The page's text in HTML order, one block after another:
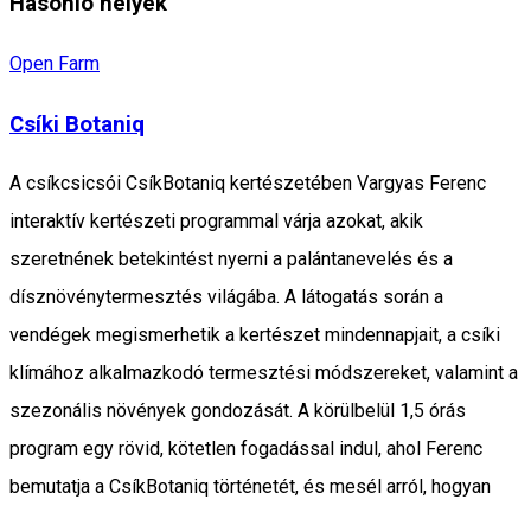
Open Farm
Csíki Botaniq
A csíkcsicsói CsíkBotaniq kertészetében Vargyas Ferenc
interaktív kertészeti programmal várja azokat, akik
szeretnének betekintést nyerni a palántanevelés és a
dísznövénytermesztés világába. A látogatás során a
vendégek megismerhetik a kertészet mindennapjait, a csíki
klímához alkalmazkodó termesztési módszereket, valamint a
szezonális növények gondozását. A körülbelül 1,5 órás
program egy rövid, kötetlen fogadással indul, ahol Ferenc
bemutatja a CsíkBotaniq történetét, és mesél arról, hogyan